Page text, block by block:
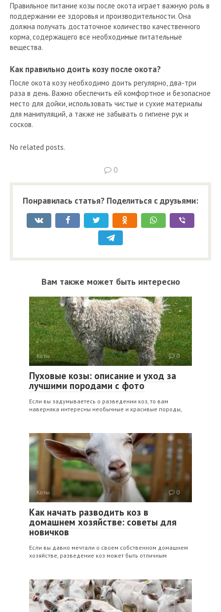
Правильное питание козы после окота играет важную роль в
поддержании ее здоровья и производительности. Она
должна получать достаточное количество качественного
корма, содержащего все необходимые питательные
вещества.
Как правильно доить козу после окота?
После окота козу необходимо доить регулярно, два-три
раза в день. Важно обеспечить ей комфортное и безопасное
место для дойки, использовать чистые и сухие материалы
для манипуляций, а также не забывать о гигиене рук и
сосков.
No related posts.
0
Понравилась статья? Поделиться с друзьями:
Вам также может быть интересно
Козы 0
Пуховые козы: описание и уход за
лучшими породами с фото
Если вы задумываетесь о разведении коз, то вам
наверняка интересны необычные и красивые породы,
Козы 0
Как начать разводить коз в
домашнем хозяйстве: советы для
новичков
Если вы давно мечтали о своем собственном домашнем
хозяйстве, разведение коз может быть отличным